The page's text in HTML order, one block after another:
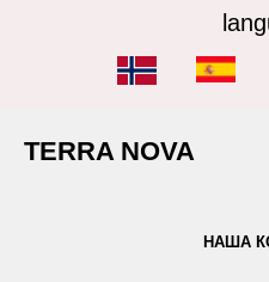
TERRA NOVA
НАША